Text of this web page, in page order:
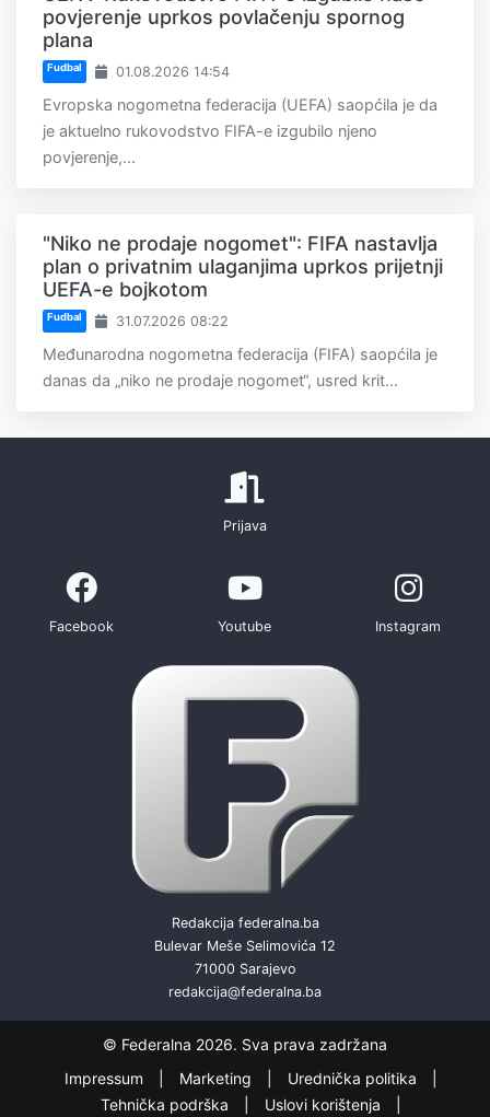
povjerenje uprkos povlačenju spornog
plana
Fudbal 01.08.2026 14:54
Evropska nogometna federacija (UEFA) saopćila je da
je aktuelno rukovodstvo FIFA-e izgubilo njeno
povjerenje,...
"Niko ne prodaje nogomet": FIFA nastavlja
plan o privatnim ulaganjima uprkos prijetnji
UEFA-e bojkotom
Fudbal 31.07.2026 08:22
Međunarodna nogometna federacija (FIFA) saopćila je
danas da „niko ne prodaje nogomet“, usred krit...
Prijava
Facebook Youtube Instagram
Redakcija federalna.ba
Bulevar Meše Selimovića 12
71000 Sarajevo
redakcija@federalna.ba
© Federalna 2026. Sva prava zadržana
Impressum
Marketing
Urednička politika
Tehnička podrška
Uslovi korištenja